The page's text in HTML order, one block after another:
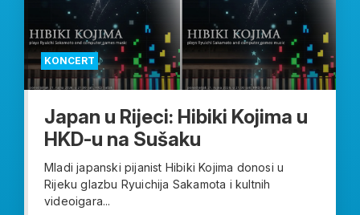
KONCERT
Japan u Rijeci: Hibiki Kojima u
HKD-u na Sušaku
Mladi japanski pijanist Hibiki Kojima donosi u
Rijeku glazbu Ryuichija Sakamota i kultnih
videoigara...